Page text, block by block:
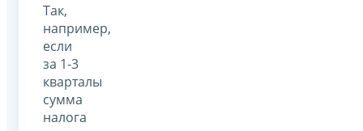
Так,
например,
если
за 1-3
кварталы
сумма
налога